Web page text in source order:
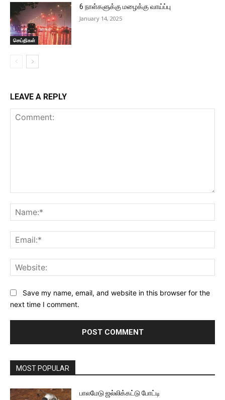
செய்திகள்
6 நாள்களுக்கு மழைக்கு வாய்ப்பு
January 14, 2025
LEAVE A REPLY
Save my name, email, and website in this browser for the
next time I comment.
MOST POPULAR
பாலமேடு ஜல்லிக்கட்டு போட்டி